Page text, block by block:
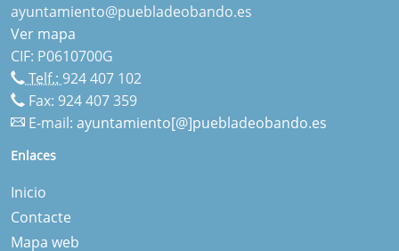
ayuntamiento@puebladeobando.es
Ver mapa
CIF: P0610700G
Telf.: 924 407 102
Fax: 924 407 359
E-mail: ayuntamiento[@]puebladeobando.es
Enlaces
Inicio
Contacte
Mapa web